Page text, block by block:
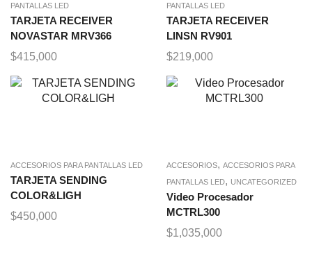
PANTALLAS LED
TARJETA RECEIVER
NOVASTAR MRV366
$415,000
PANTALLAS LED
TARJETA RECEIVER
LINSN RV901
$219,000
ACCESORIOS PARA PANTALLAS LED
TARJETA SENDING
COLOR&LIGH
$450,000
ACCESORIOS, ACCESORIOS PARA
PANTALLAS LED, UNCATEGORIZED
Video Procesador
MCTRL300
$1,035,000